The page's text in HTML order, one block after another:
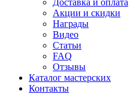
Доставка и оплата
Акции и скидки
Награды
Видео
Статьи
FAQ
Отзывы
Каталог мастерских
Контакты